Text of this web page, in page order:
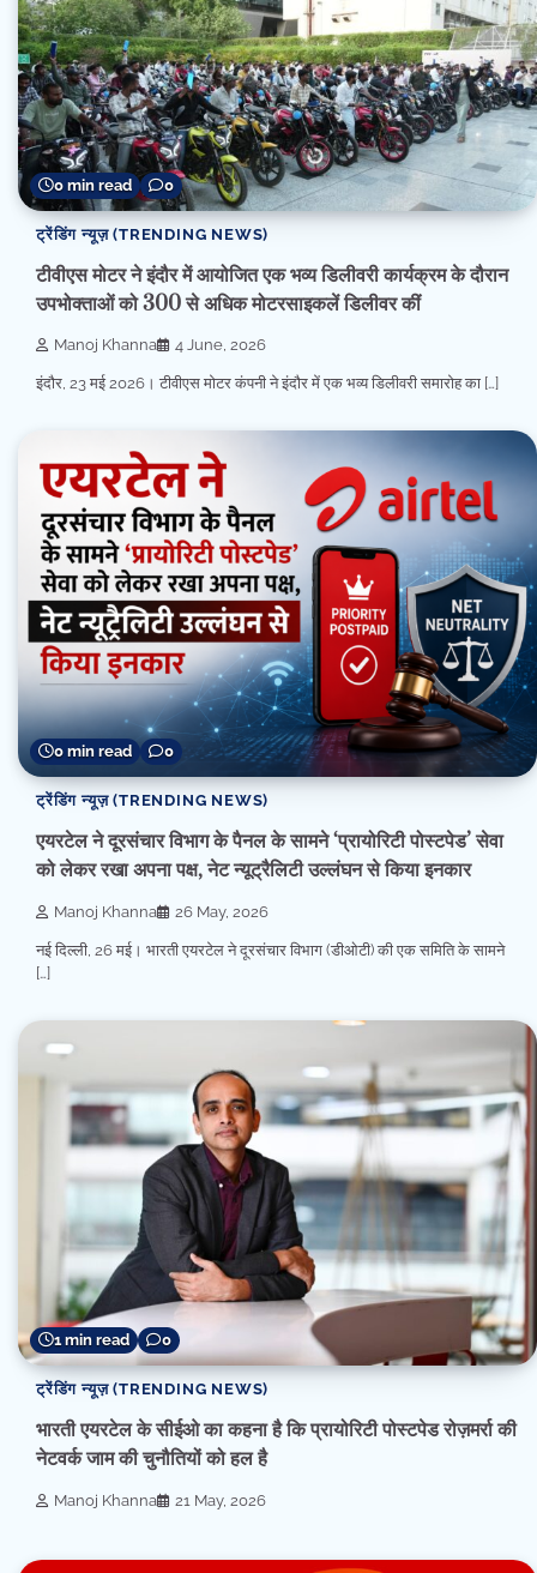
0 min read 0
ट्रेंडिंग न्यूज़ (TRENDING NEWS)
टीवीएस मोटर ने इंदौर में आयोजित एक भव्य डिलीवरी कार्यक्रम के दौरान
उपभोक्ताओं को 300 से अधिक मोटरसाइकलें डिलीवर कीं
Manoj Khanna 4 June, 2026
इंदौर, 23 मई 2026। टीवीएस मोटर कंपनी ने इंदौर में एक भव्य डिलीवरी समारोह का […]
0 min read 0
ट्रेंडिंग न्यूज़ (TRENDING NEWS)
एयरटेल ने दूरसंचार विभाग के पैनल के सामने ‘प्रायोरिटी पोस्टपेड’ सेवा
को लेकर रखा अपना पक्ष, नेट न्यूट्रैलिटी उल्लंघन से किया इनकार
Manoj Khanna 26 May, 2026
नई दिल्ली, 26 मई। भारती एयरटेल ने दूरसंचार विभाग (डीओटी) की एक समिति के सामने
[…]
1 min read 0
ट्रेंडिंग न्यूज़ (TRENDING NEWS)
भारती एयरटेल के सीईओ का कहना है कि प्रायोरिटी पोस्टपेड रोज़मर्रा की
नेटवर्क जाम की चुनौतियों को हल है
Manoj Khanna 21 May, 2026